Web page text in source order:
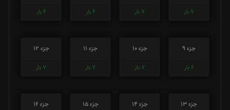
7 بار
7 بار
6 بار
6 بار
جزء 9
6 بار
جزء 10
7 بار
جزء 11
7 بار
جزء 12
7 بار
جزء 13
جزء 14
جزء 15
جزء 16